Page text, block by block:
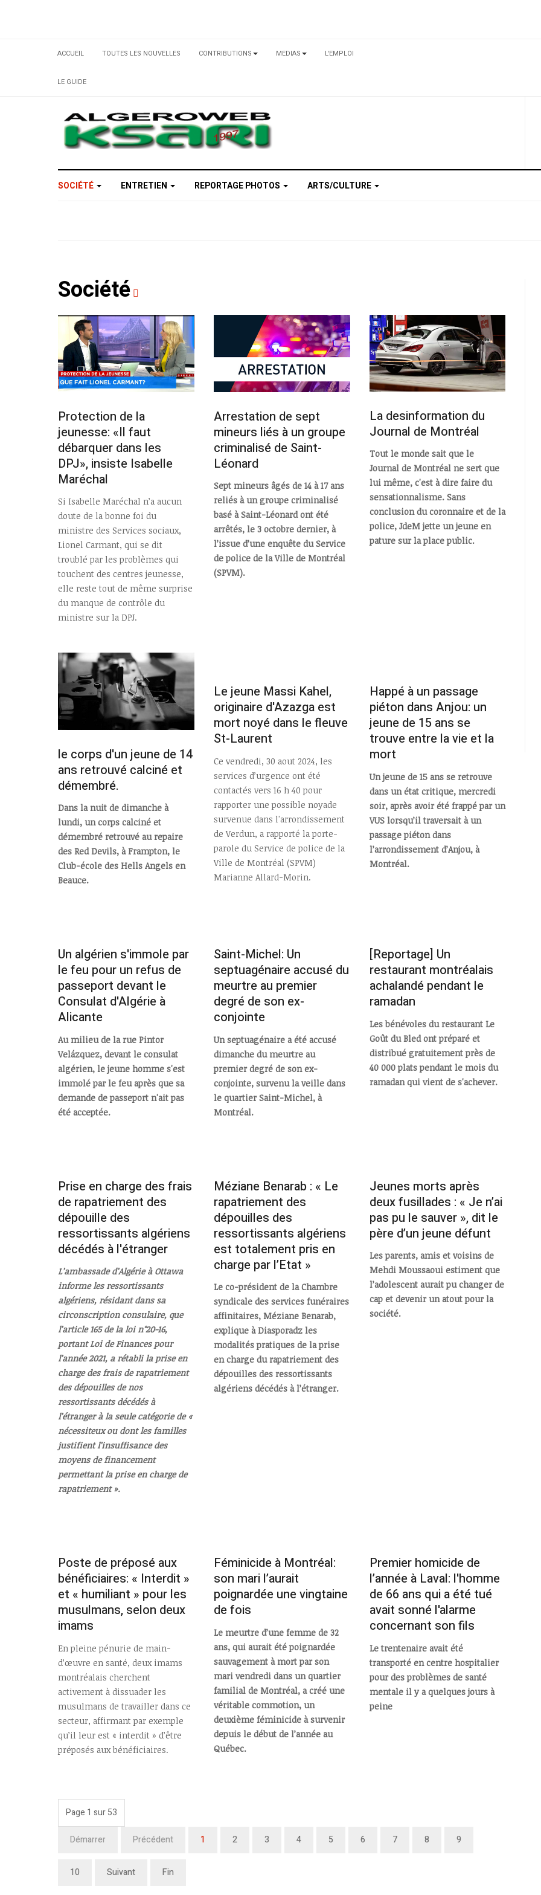
ACCUEIL TOUTES LES NOUVELLES CONTRIBUTIONS MEDIAS L'EMPLOI
LE GUIDE
SOCIÉTÉ ENTRETIEN REPORTAGE PHOTOS ARTS/CULTURE
Société
Protection de la
jeunesse: «Il faut
débarquer dans les
DPJ», insiste Isabelle
Maréchal
Si Isabelle Maréchal n’a aucun
doute de la bonne foi du
ministre des Services sociaux,
Lionel Carmant, qui se dit
troublé par les problèmes qui
touchent des centres jeunesse,
elle reste tout de même surprise
du manque de contrôle du
ministre sur la DPJ.
Arrestation de sept
mineurs liés à un groupe
criminalisé de Saint-
Léonard
Sept mineurs âgés de 14 à 17 ans
reliés à un groupe criminalisé
basé à Saint-Léonard ont été
arrêtés, le 3 octobre dernier, à
l’issue d’une enquête du Service
de police de la Ville de Montréal
(SPVM).
La desinformation du
Journal de Montréal
Tout le monde sait que le
Journal de Montréal ne sert que
lui même, c'est à dire faire du
sensationnalisme. Sans
conclusion du coronnaire et de la
police, JdeM jette un jeune en
pature sur la place public.
le corps d'un jeune de 14
ans retrouvé calciné et
démembré.
Dans la nuit de dimanche à
lundi, un corps calciné et
démembré retrouvé au repaire
des Red Devils, à Frampton, le
Club-école des Hells Angels en
Beauce.
Le jeune Massi Kahel,
originaire d'Azazga est
mort noyé dans le fleuve
St-Laurent
Ce vendredi, 30 aout 2024, les
services d’urgence ont été
contactés vers 16 h 40 pour
rapporter une possible noyade
survenue dans l'arrondissement
de Verdun, a rapporté la porte-
parole du Service de police de la
Ville de Montréal (SPVM)
Marianne Allard-Morin.
Happé à un passage
piéton dans Anjou: un
jeune de 15 ans se
trouve entre la vie et la
mort
Un jeune de 15 ans se retrouve
dans un état critique, mercredi
soir, après avoir été frappé par un
VUS lorsqu’il traversait à un
passage piéton dans
l’arrondissement d’Anjou, à
Montréal.
Un algérien s'immole par
le feu pour un refus de
passeport devant le
Consulat d'Algérie à
Alicante
Au milieu de la rue Pintor
Velázquez, devant le consulat
algérien, le jeune homme s'est
immolé par le feu après que sa
demande de passeport n'ait pas
été acceptée.
Saint-Michel: Un
septuagénaire accusé du
meurtre au premier
degré de son ex-
conjointe
Un septuagénaire a été accusé
dimanche du meurtre au
premier degré de son ex-
conjointe, survenu la veille dans
le quartier Saint-Michel, à
Montréal.
[Reportage] Un
restaurant montréalais
achalandé pendant le
ramadan
Les bénévoles du restaurant Le
Goût du Bled ont préparé et
distribué gratuitement près de
40 000 plats pendant le mois du
ramadan qui vient de s'achever.
Prise en charge des frais
de rapatriement des
dépouille des
ressortissants algériens
décédés à l'étranger
L’ambassade d’Algérie à Ottawa
informe les ressortissants
algériens, résidant dans sa
circonscription consulaire, que
l’article 165 de la loi n°20-16,
portant Loi de Finances pour
l’année 2021, a rétabli la prise en
charge des frais de rapatriement
des dépouilles de nos
ressortissants décédés à
l’étranger à la seule catégorie de «
nécessiteux ou dont les familles
justifient l’insuffisance des
moyens de financement
permettant la prise en charge de
rapatriement ».
Méziane Benarab : « Le
rapatriement des
dépouilles des
ressortissants algériens
est totalement pris en
charge par l’Etat »
Le co-président de la Chambre
syndicale des services funéraires
affinitaires, Méziane Benarab,
explique à Diasporadz les
modalités pratiques de la prise
en charge du rapatriement des
dépouilles des ressortissants
algériens décédés à l’étranger.
Jeunes morts après
deux fusillades : « Je n’ai
pas pu le sauver », dit le
père d’un jeune défunt
Les parents, amis et voisins de
Mehdi Moussaoui estiment que
l’adolescent aurait pu changer de
cap et devenir un atout pour la
société.
Poste de préposé aux
bénéficiaires: « Interdit »
et « humiliant » pour les
musulmans, selon deux
imams
En pleine pénurie de main-
d’œuvre en santé, deux imams
montréalais cherchent
activement à dissuader les
musulmans de travailler dans ce
secteur, affirmant par exemple
qu’il leur est « interdit » d’être
préposés aux bénéficiaires.
Féminicide à Montréal:
son mari l’aurait
poignardée une vingtaine
de fois
Le meurtre d’une femme de 32
ans, qui aurait été poignardée
sauvagement à mort par son
mari vendredi dans un quartier
familial de Montréal, a créé une
véritable commotion, un
deuxième féminicide à survenir
depuis le début de l’année au
Québec.
Premier homicide de
l’année à Laval: l'homme
de 66 ans qui a été tué
avait sonné l'alarme
concernant son fils
Le trentenaire avait été
transporté en centre hospitalier
pour des problèmes de santé
mentale il y a quelques jours à
peine
Page 1 sur 53
Démarrer Précédent 1 2 3 4 5 6 7 8 9
10 Suivant Fin